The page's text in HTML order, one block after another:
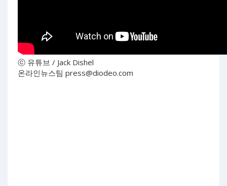
ⓒ 유튜브 / Jack Dishel
온라인뉴스팀 press@diodeo.com